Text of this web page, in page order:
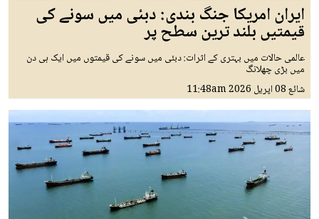
ایران امریکا جنگ بندی: دبئی میں سونے کی
قیمتیں بلند ترین سطح پر
عالمی حالات میں بہتری کے اثرات: دبئی میں سونے کی قیمتوں میں ایک ہی دن
میں بڑی چھلانگ
شائع08 اپريل 2026 11:48am